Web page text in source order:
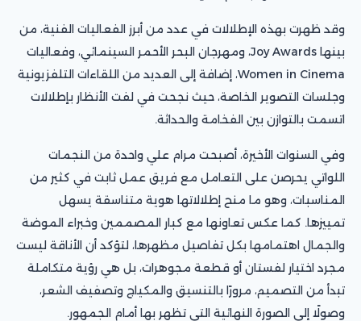
وقد ظهرت بهذه الإطلالات في عدد من أبرز الفعاليات الفنية، من
بينها Joy Awards، ومهرجان البحر الأحمر السينمائي، وفعاليات
Women in Cinema، إضافة إلى العديد من اللقاءات التلفزيونية
وجلسات التصوير الخاصة، حيث نجحت في لفت الأنظار بإطلالات
اتسمت بالتوازن بين الفخامة والحداثة.
وفي السنوات الأخيرة، أصبحت مرام علي واحدة من النجمات
اللواتي يحرصن على التعامل مع فريق عمل ثابت في كثير من
المناسبات، وهو ما منح إطلالاتها هوية متناسقة يسهل
تمييزها. كما عكس تعاونها مع كبار المصممين وخبراء الموضة
والجمال اهتمامها بكل تفاصيل مظهرها، لتؤكد أن الأناقة ليست
مجرد اختيار لفستان أو قطعة مجوهرات، بل هي رؤية متكاملة
تبدأ من التصميم، مرورًا بالتنسيق والمكياج وتصفيف الشعر،
وصولًا إلى الصورة النهائية التي تظهر بها أمام الجمهور.